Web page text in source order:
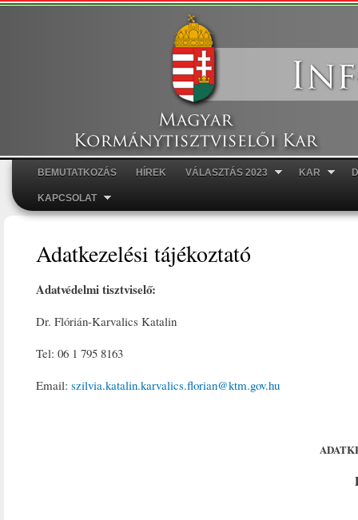
Főmenü
BEMUTATKOZÁS HÍREK VÁLASZTÁS 2023 KAR
KAPCSOLAT
Adatkezelési tájékoztató
Adatvédelmi tisztviselő:
Dr. Flórián-Karvalics Katalin
Tel: 06 1 795 8163
Email: szilvia.katalin.karvalics.florian@ktm.gov.hu